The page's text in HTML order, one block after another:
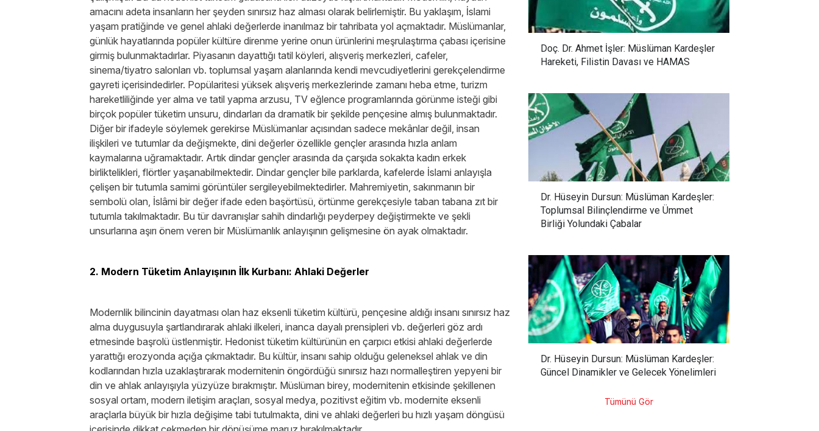
amacını adeta insanların her şeyden sınırsız haz alması olarak belirlemiştir. Bu yaklaşım, İslami
yaşam pratiğinde ve genel ahlaki değerlerde inanılmaz bir tahribata yol açmaktadır. Müslümanlar,
günlük hayatlarında popüler kültüre direnme yerine onun ürünlerini meşrulaştırma çabası içerisine
girmiş bulunmaktadırlar. Piyasanın dayattığı tatil köyleri, alışveriş merkezleri, cafeler,
sinema/tiyatro salonları vb. toplumsal yaşam alanlarında kendi mevcudiyetlerini gerekçelendirme
gayreti içerisindedirler. Popülaritesi yüksek alışveriş merkezlerinde zamanı heba etme, turizm
hareketliliğinde yer alma ve tatil yapma arzusu, TV eğlence programlarında görünme isteği gibi
birçok popüler tüketim unsuru, dindarları da dramatik bir şekilde pençesine almış bulunmaktadır.
Diğer bir ifadeyle söylemek gerekirse Müslümanlar açısından sadece mekânlar değil, insan
ilişkileri ve tutumlar da değişmekte, dini değerler özellikle gençler arasında hızla anlam
kaymalarına uğramaktadır. Artık dindar gençler arasında da çarşıda sokakta kadın erkek
birliktelikleri, flörtler yaşanabilmektedir. Dindar gençler bile parklarda, kafelerde İslami anlayışla
çelişen bir tutumla samimi görüntüler sergileyebilmektedirler. Mahremiyetin, sakınmanın bir
sembolü olan, İslâmi bir değer ifade eden başörtüsü, örtünme gerekçesiyle taban tabana zıt bir
tutumla takılmaktadır. Bu tür davranışlar sahih dindarlığı peyderpey değiştirmekte ve şekli
unsurlarına aşırı önem veren bir Müslümanlık anlayışının gelişmesine ön ayak olmaktadır.
2. Modern Tüketim Anlayışının İlk Kurbanı: Ahlaki Değerler
Modernlik bilincinin dayatması olan haz eksenli tüketim kültürü, pençesine aldığı insanı sınırsız haz
alma duygusuyla şartlandırarak ahlaki ilkeleri, inanca dayalı prensipleri vb. değerleri göz ardı
etmesinde başrolü üstlenmiştir. Hedonist tüketim kültürünün en çarpıcı etkisi ahlaki değerlerde
yarattığı erozyonda açığa çıkmaktadır. Bu kültür, insanı sahip olduğu geleneksel ahlak ve din
kodlarından hızla uzaklaştırarak modernitenin öngördüğü sınırsız hazı normalleştiren yepyeni bir
din ve ahlak anlayışıyla yüzyüze bırakmıştır. Müslüman birey, modernitenin etkisinde şekillenen
sosyal ortam, modern iletişim araçları, sosyal medya, pozitivst eğitim vb. modernite eksenli
araçlarla büyük bir hızla değişime tabi tutulmakta, dini ve ahlaki değerleri bu hızlı yaşam döngüsü
Doç. Dr. Ahmet İşler: Müslüman Kardeşler
Hareketi, Filistin Davası ve HAMAS
Dr. Hüseyin Dursun: Müslüman Kardeşler:
Toplumsal Bilinçlendirme ve Ümmet
Birliği Yolundaki Çabalar
Dr. Hüseyin Dursun: Müslüman Kardeşler:
Güncel Dinamikler ve Gelecek Yönelimleri
Tümünü Gör